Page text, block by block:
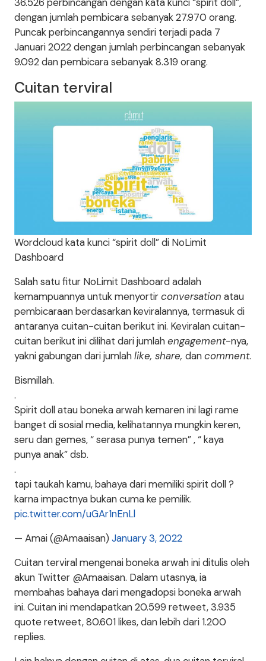
dengan jumlah pembicara sebanyak 27.970 orang.
Puncak perbincangannya sendiri terjadi pada 7
Januari 2022 dengan jumlah perbincangan sebanyak
9.092 dan pembicara sebanyak 8.319 orang.
Cuitan terviral
Wordcloud kata kunci “spirit doll” di NoLimit
Dashboard
Salah satu fitur NoLimit Dashboard adalah
kemampuannya untuk menyortirconversation atau
pembicaraan berdasarkan keviralannya, termasuk di
antaranya cuitan-cuitan berikut ini. Keviralan cuitan-
cuitan berikut ini dilihat dari jumlahengagement-nya,
yakni gabungan dari jumlahlike, share, dancomment.
Bismillah.
.
Spirit doll atau boneka arwah kemaren ini lagi rame
banget di sosial media, kelihatannya mungkin keren,
seru dan gemes, “ serasa punya temen” , “ kaya
punya anak” dsb.
.
tapi taukah kamu, bahaya dari memiliki spirit doll ?
karna impactnya bukan cuma ke pemilik.
pic.twitter.com/uGAr1nEnLl
— Amai (@Amaaisan) January 3, 2022
Cuitan terviral mengenai boneka arwah ini ditulis oleh
akun Twitter @Amaaisan. Dalam utasnya, ia
membahas bahaya dari mengadopsi boneka arwah
ini. Cuitan ini mendapatkan 20.599 retweet, 3.935
quote retweet, 80.601 likes, dan lebih dari 1.200
replies.